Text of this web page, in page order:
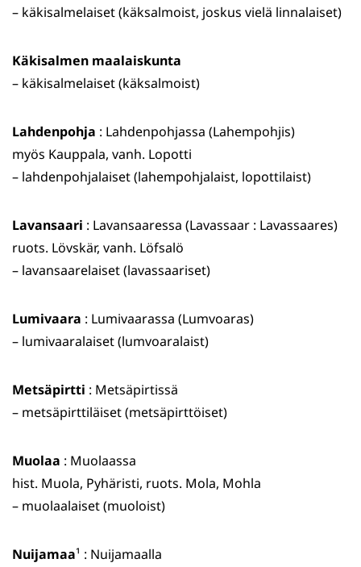
– käkisalmelaiset (käksalmoist, joskus vielä linnalaiset)
Käkisalmen maalaiskunta
– käkisalmelaiset (käksalmoist)
Lahdenpohja : Lahdenpohjassa (Lahempohjis)
myös Kauppala, vanh. Lopotti
– lahdenpohjalaiset (lahempohjalaist, lopottilaist)
Lavansaari : Lavansaaressa (Lavassaar : Lavassaares)
ruots. Lövskär, vanh. Löfsalö
– lavansaarelaiset (lavassaariset)
Lumivaara : Lumivaarassa (Lumvoaras)
– lumivaaralaiset (lumvoaralaist)
Metsäpirtti : Metsäpirtissä
– metsäpirttiläiset (metsäpirttöiset)
Muolaa : Muolaassa
hist. Muola, Pyhäristi, ruots. Mola, Mohla
– muolaalaiset (muoloist)
Nuijamaa¹ : Nuijamaalla